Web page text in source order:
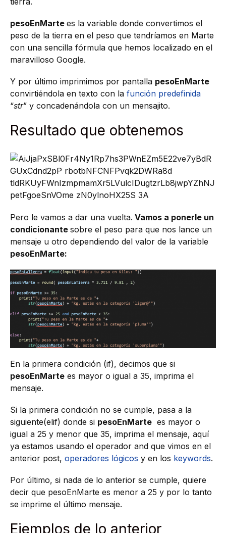
pesoEnMarte es la variable donde convertimos el
peso de la tierra en el peso que tendríamos en Marte
con una sencilla fórmula que hemos localizado en el
maravilloso Google.
Y por último imprimimos por pantalla pesoEnMarte
convirtiéndola en texto con la función predefinida
“str” y concadenándola con un mensajito.
Resultado que obtenemos
Pero le vamos a dar una vuelta. Vamos a ponerle un
condicionante sobre el peso para que nos lance un
mensaje u otro dependiendo del valor de la variable
pesoEnMarte:
En la primera condición (if), decimos que si
pesoEnMarte es mayor o igual a 35, imprima el
mensaje.
Si la primera condición no se cumple, pasa a la
siguiente(elif) donde si pesoEnMarte es mayor o
igual a 25 y menor que 35, imprima el mensaje, aquí
ya estamos usando el operador and que vimos en el
anterior post, operadores lógicos y en los keywords.
Por último, si nada de lo anterior se cumple, quiere
decir que pesoEnMarte es menor a 25 y por lo tanto
se imprime el último mensaje.
Ejemplos de lo anterior